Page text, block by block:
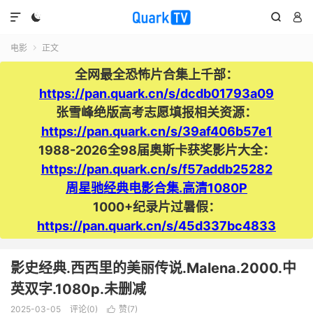
  

电影  正文
全网最全恐怖片合集上千部：
https://pan.quark.cn/s/dcdb01793a09
张雪峰绝版高考志愿填报相关资源：
https://pan.quark.cn/s/39af406b57e1
1988-2026全98届奥斯卡获奖影片大全：
https://pan.quark.cn/s/f57addb25282
周星驰经典电影合集.高清1080P
1000+纪录片过暑假：
https://pan.quark.cn/s/45d337bc4833
影史经典.西西里的美丽传说.Malena.2000.中
英双字.1080p.未删减
2025-03-05 评论(0)  赞(7)